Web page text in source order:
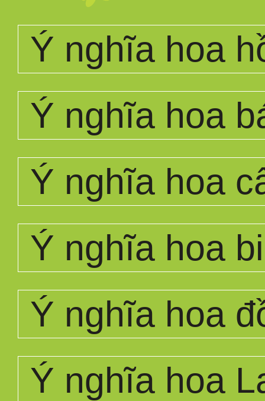
Ý nghĩa hoa
Ý nghĩa hoa
Ý nghĩa hoa
Ý nghĩa hoa bi
Ý nghĩa hoa
Ý nghĩa hoa